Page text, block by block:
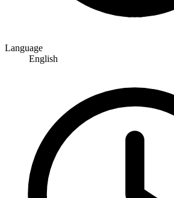
Language
English